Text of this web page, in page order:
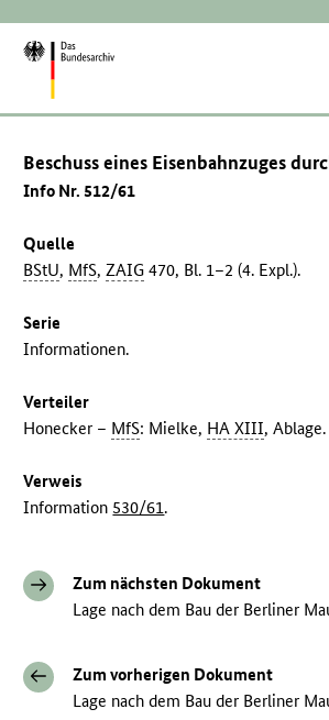
Zur
Beschuss eines Eisenbahnzuges
Info Nr. 512/61
Quelle
BStU, MfS,ZAIG 470, Bl. 1–2 (4. Expl.).
Serie
Informationen.
Verteiler
Honecker – MfS: Mielke, HA XIII, Ablage.
Verweis
Information 530/61.
Zum nächsten Dokument
Lage nach dem Bau der Berliner
Zum vorherigen Dokument
Lage nach dem Bau der Berliner